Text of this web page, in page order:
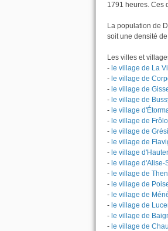
1791 heures. Ces
La population de
soit une densité
Les villes et
- le village de La
- le village de
- le village de
- le village de
- le village
- le village de
- le village de
- le village de
- le village
- le village
- le village de
- le village de
- le village de
- le village de
- le village de
- le village de